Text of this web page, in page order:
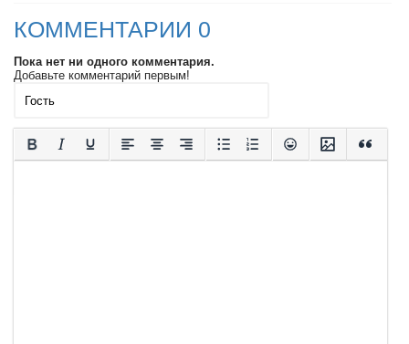
КОММЕНТАРИИ 0
Пока нет ни одного комментария.
Добавьте комментарий первым!